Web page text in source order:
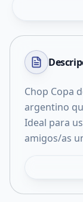
Chop Copa
argentino
Ideal para